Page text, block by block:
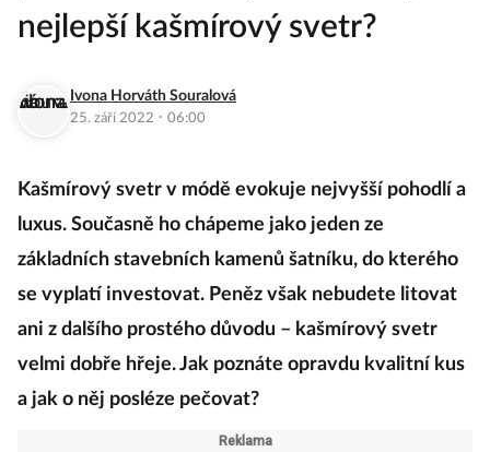
nejlepší kašmírový svetr?
Ivona Horváth Souralová
25. září 2022 · 06:00
Kašmírový svetr v módě evokuje nejvyšší pohodlí a
luxus. Současně ho chápeme jako jeden ze
základních stavebních kamenů šatníku, do kterého
se vyplatí investovat. Peněz však nebudete litovat
ani z dalšího prostého důvodu – kašmírový svetr
velmi dobře hřeje. Jak poznáte opravdu kvalitní kus
a jak o něj posléze pečovat?